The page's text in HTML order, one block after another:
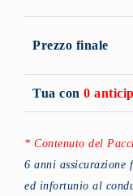
Prezzo finale
Tua con 0
* Contenuto del
6 anni
ed infortunio al